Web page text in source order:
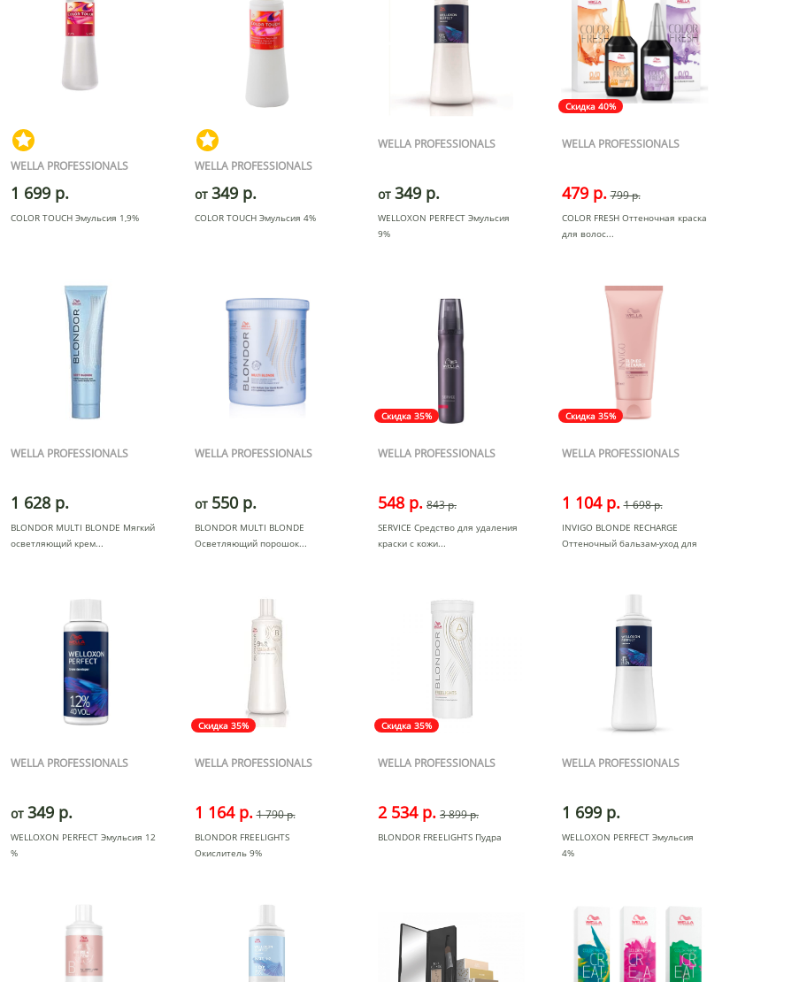
WELLA PROFESSIONALS
1 699 р.
COLOR TOUCH Эмульсия 1,9%
WELLA PROFESSIONALS
от 349 р.
COLOR TOUCH Эмульсия 4%
WELLA PROFESSIONALS
от 349 р.
WELLOXON PERFECT Эмульсия
9%
Скидка 40%
WELLA PROFESSIONALS
479 р. 799 р.
COLOR FRESH Оттеночная краска
для волос
WELLA PROFESSIONALS
1 628 р.
BLONDOR MULTI BLONDE Mягкий
осветляющий крем
WELLA PROFESSIONALS
от 550 р.
BLONDOR MULTI BLONDE
Осветляющий порошок
Скидка 35%
WELLA PROFESSIONALS
548 р. 843 р.
SERVICE Средство для удаления
краски с кожи
Скидка 35%
WELLA PROFESSIONALS
1 104 р. 1 698 р.
INVIGO BLONDE RECHARGE
Оттеночный бальзам-уход для
WELLA PROFESSIONALS
от 349 р.
WELLOXON PERFECT Эмульсия 12
%
Скидка 35%
WELLA PROFESSIONALS
1 164 р. 1 790 р.
BLONDOR FREELIGHTS
Окислитель 9%
Скидка 35%
WELLA PROFESSIONALS
2 534 р. 3 899 р.
BLONDOR FREELIGHTS Пудра
WELLA PROFESSIONALS
1 699 р.
WELLOXON PERFECT Эмульсия
4%